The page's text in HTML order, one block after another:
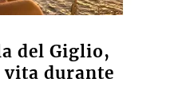
del Giglio,
vita durante